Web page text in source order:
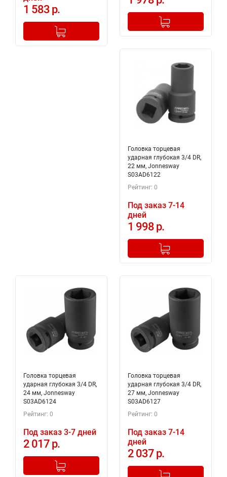
1 583 р.
+
Добавлено в корзину +
Добавлено в корзину
Головка торцевая
ударная глубокая 3/4 DR,
22 мм, Jonnesway
S03AD6122
Рейтинг: 0
Под заказ 7-14
дней
1 998 р.
+
Добавлено в корзину
Головка торцевая
ударная глубокая 3/4 DR,
24 мм, Jonnesway
S03AD6124
Рейтинг: 0
Под заказ 3-7 дней
2 017 р.
+
Добавлено в корзину
Головка торцевая
ударная глубокая 3/4 DR,
27 мм, Jonnesway
S03AD6127
Рейтинг: 0
Под заказ 7-14
дней
2 037 р.
Добавлено в корзину